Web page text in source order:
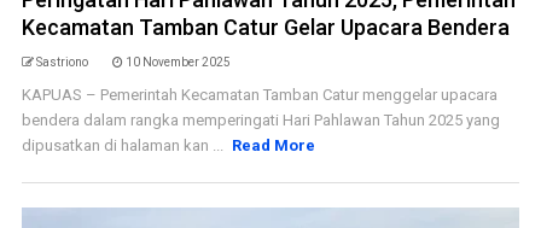
Kecamatan Tamban Catur Gelar Upacara Bendera
Sastriono 10 November 2025
KAPUAS – Pemerintah Kecamatan Tamban Catur menggelar upacara
bendera dalam rangka memperingati Hari Pahlawan Tahun 2025 yang
dipusatkan di halaman kan ... Read More